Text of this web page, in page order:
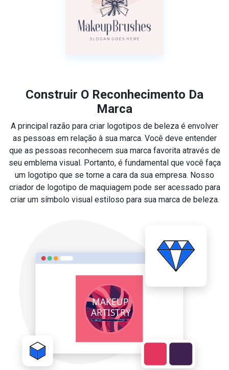
Construir O Reconhecimento Da
Marca
A principal razão para criar logotipos de beleza é envolver
as pessoas em relação à sua marca. Você deve entender
que as pessoas reconhecem sua marca favorita através de
seu emblema visual. Portanto, é fundamental que você faça
um logotipo que se torne a cara da sua empresa. Nosso
criador de logotipo de maquiagem pode ser acessado para
criar um símbolo visual estiloso para sua marca de beleza.